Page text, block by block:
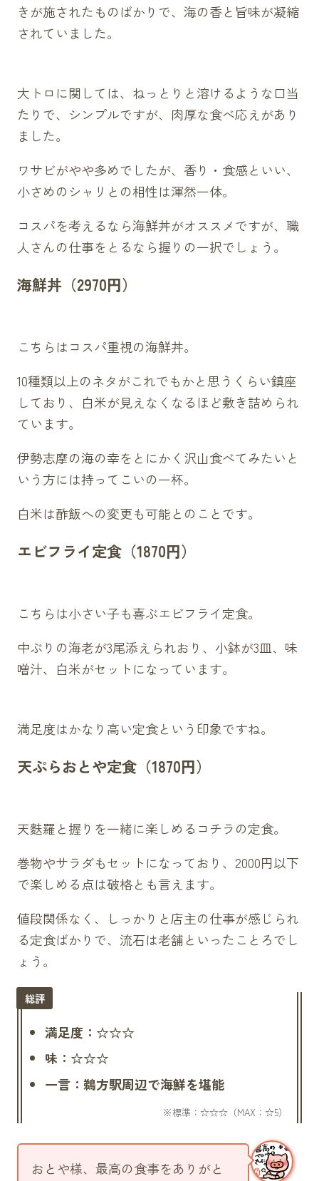
きが施されたものばかりで、海の香と旨味が凝縮
されていました。
大トロに関しては、ねっとりと溶けるような口当
たりで、シンプルですが、肉厚な食べ応えがあり
ました。
ワサビがやや多めでしたが、香り・食感といい、
小さめのシャリとの相性は渾然一体。
コスパを考えるなら海鮮丼がオススメですが、職
人さんの仕事をとるなら握りの一択でしょう。
海鮮丼（2970円）
こちらはコスパ重視の海鮮丼。
10種類以上のネタがこれでもかと思うくらい鎮座
しており、白米が見えなくなるほど敷き詰められ
ています。
伊勢志摩の海の幸をとにかく沢山食べてみたいと
いう方には持ってこいの一杯。
白米は酢飯への変更も可能とのことです。
エビフライ定食（1870円）
こちらは小さい子も喜ぶエビフライ定食。
中ぶりの海老が3尾添えられおり、小鉢が3皿、味
噌汁、白米がセットになっています。
満足度はかなり高い定食という印象ですね。
天ぷらおとや定食（1870円）
天麩羅と握りを一緒に楽しめるコチラの定食。
巻物やサラダもセットになっており、2000円以下
で楽しめる点は破格とも言えます。
値段関係なく、しっかりと店主の仕事が感じられ
る定食ばかりで、流石は老舗といったことろでし
ょう。
満足度：☆☆☆
味：☆☆☆
一言：鵜方駅周辺で海鮮を堪能
おとや様、最高の食事をありがと